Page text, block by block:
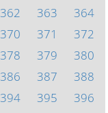
362 363
364
370 371
372
378 379
380
386 387
388
394 395
396